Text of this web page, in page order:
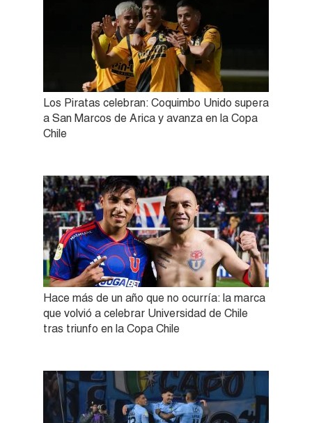
Los Piratas celebran: Coquimbo Unido supera
a San Marcos de Arica y avanza en la Copa
Chile
Hace más de un año que no ocurría: la marca
que volvió a celebrar Universidad de Chile
tras triunfo en la Copa Chile